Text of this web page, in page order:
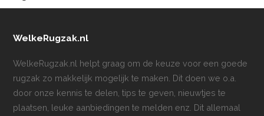
WelkeRugzak.nl
WelkeRugzak.nl helpt graag om de keuze voor een goede
rugzak zo makkelijk mogelijk te maken. Dit doen we o.a.
door onze kennis te delen, tips te geven, nieuwtjes te
plaatsen, leuke aanbiedingen te melden enz. Dit allemaal